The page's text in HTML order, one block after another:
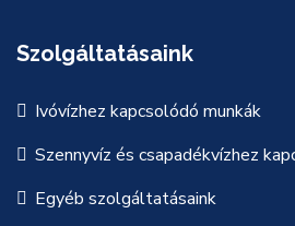
Szolgáltatásaink
Ivóvízhez kapcsolódó munkák
Szennyvíz és csapadékvízhez
Egyéb szolgáltatásaink